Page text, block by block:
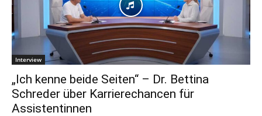
Interview
„Ich kenne beide Seiten“ – Dr. Bettina
Schreder über Karrierechancen für
Assistentinnen